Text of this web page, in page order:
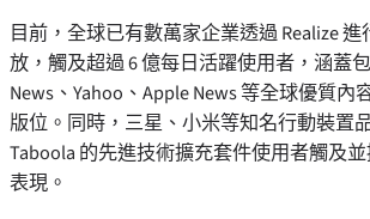
目前，全球已有數萬家企業透過 Realize 進
放，觸及超過 6 億每日活躍使用者，涵蓋
News、Yahoo、Apple News 等全球優質內
版位。同時，三星、小米等知名行動裝置
Taboola 的先進技術擴充套件使用者觸及
表現。